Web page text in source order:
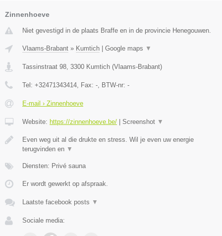
Zinnenhoeve
Niet gevestigd in de plaats Braffe en in de provincie Henegouwen.
Vlaams-Brabant » Kumtich Google maps ▼
Tassinstraat 98, 3300 Kumtich (Vlaams-Brabant)
Tel: +32471343414, Fax: -, BTW-nr: -
E-mail › Zinnenhoeve
Website: https://zinnenhoeve.be/ Screenshot ▼
Even weg uit al die drukte en stress. Wil je even uw energie
terugvinden en ▼
Diensten: Privé sauna
Er wordt gewerkt op afspraak.
Laatste facebook posts ▼
Sociale media: